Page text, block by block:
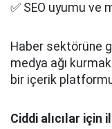
✅ SEO uyumu ve
Haber sektörüne
medya ağı
bir içerik
Ciddi alıcılar